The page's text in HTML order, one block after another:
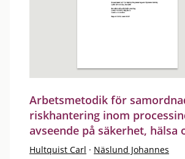
Arbetsmetodik för
riskhantering inom
avseende på säkerhet, hälsa
Hultquist Carl · Näslund Johannes